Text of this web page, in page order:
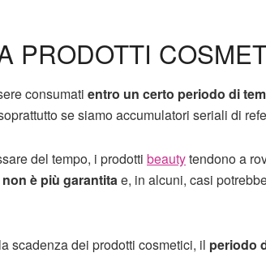
PRODOTTI
consumati entro un certo periodo di
se siamo accumulatori seriali di
del tempo, i prodotti beautytendono a
non è più garantitae, in alcuni, casi
scadenza dei prodotti cosmetici, il periodo